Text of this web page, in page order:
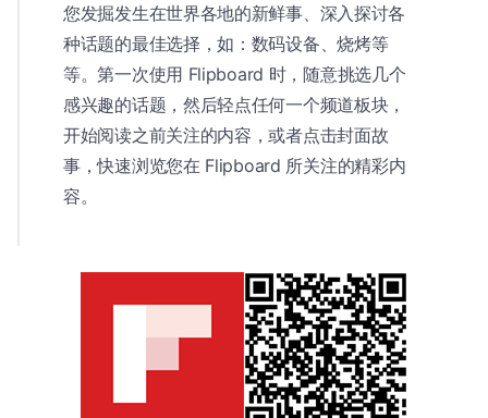
您发掘发生在世界各地的新鲜事、深入探讨各
种话题的最佳选择，如：数码设备、烧烤等
等。第一次使用 Flipboard 时，随意挑选几个
感兴趣的话题，然后轻点任何一个频道板块，
开始阅读之前关注的内容，或者点击封面故
事，快速浏览您在 Flipboard 所关注的精彩内
容。